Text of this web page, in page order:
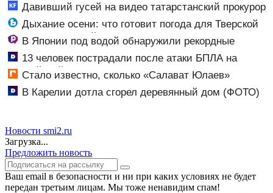
Давивший гусей на видео татарстанский прокурор
ушел в отставку 09/08/2026 – Новости
Дыхание осени: что готовит погода для Тверской
области на второй неделе августа
В Японии под водой обнаружили рекордные
запасы «невидимого» золота
13 человек пострадали после атаки БПЛА на
российский город
Стало известно, сколько «Салават Юлаев»
получил от СКА в сделке по Бландиси
В Карелии дотла сгорел деревянный дом (ФОТО)
Новости smi2.ru
Загрузка...
Предложить новость
Ваш email в безопасности и ни при каких условиях не будет
передан третьим лицам. Мы тоже ненавидим спам!